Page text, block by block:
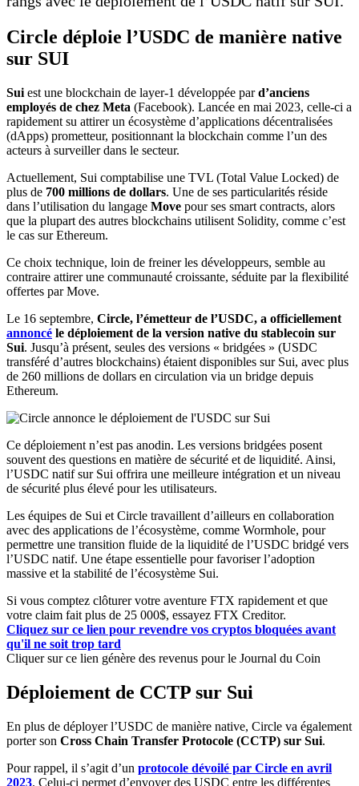
Circle déploie l’USDC de manière native
sur SUI
Sui est une blockchain de layer-1 développée pard’anciens
employés de chez Meta (Facebook). Lancée en mai 2023, celle-ci a
rapidement su attirer un écosystème d’applications décentralisées
(dApps) prometteur, positionnant la blockchain comme l’un des
acteurs à surveiller dans le secteur.
Actuellement, Sui comptabilise une TVL (Total Value Locked) de
plus de 700 millions de dollars. Une de ses particularités réside
dans l’utilisation du langage Move pour ses smart contracts, alors
que la plupart des autres blockchains utilisent Solidity, comme c’est
le cas sur Ethereum.
Ce choix technique, loin de freiner les développeurs, semble au
contraire attirer une communauté croissante, séduite par la flexibilité
offertes par Move.
Le 16 septembre, Circle, l’émetteur de l’USDC, a officiellement
annoncé le déploiement de la version native du stablecoin sur
Sui. Jusqu’à présent, seules des versions « bridgées » (USDC
transféré d’autres blockchains) étaient disponibles sur Sui, avec plus
de 260 millions de dollars en circulation via un bridge depuis
Ethereum.
Ce déploiement n’est pas anodin. Les versions bridgées posent
souvent des questions en matière de sécurité et de liquidité. Ainsi,
l’USDC natif sur Sui offrira une meilleure intégration et un niveau
de sécurité plus élevé pour les utilisateurs.
Les équipes de Sui et Circle travaillent d’ailleurs en collaboration
avec des applications de l’écosystème, comme Wormhole, pour
permettre une transition fluide de la liquidité de l’USDC bridgé vers
l’USDC natif. Une étape essentielle pour favoriser l’adoption
massive et la stabilité de l’écosystème Sui.
Si vous comptez clôturer votre aventure FTX rapidement et que
votre claim fait plus de 25 000$, essayez FTX Creditor.
Cliquez sur ce lien pour revendre vos cryptos bloquées avant
qu'il ne soit trop tard
Cliquer sur ce lien génère des revenus pour le Journal du Coin
Déploiement de CCTP sur Sui
En plus de déployer l’USDC de manière native, Circle va également
porter son Cross Chain Transfer Protocole (CCTP) sur Sui.
Pour rappel, il s’agit d’un protocole dévoilé par Circle en avril
2023. Celui-ci permet d’envoyer des USDC entre les différentes